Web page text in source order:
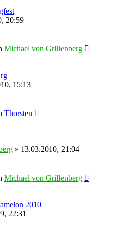
20:59
Michael von Grillenberg
15:13
Thorsten
» 13.03.2010, 21:04
Michael von Grillenberg
2010
22:31